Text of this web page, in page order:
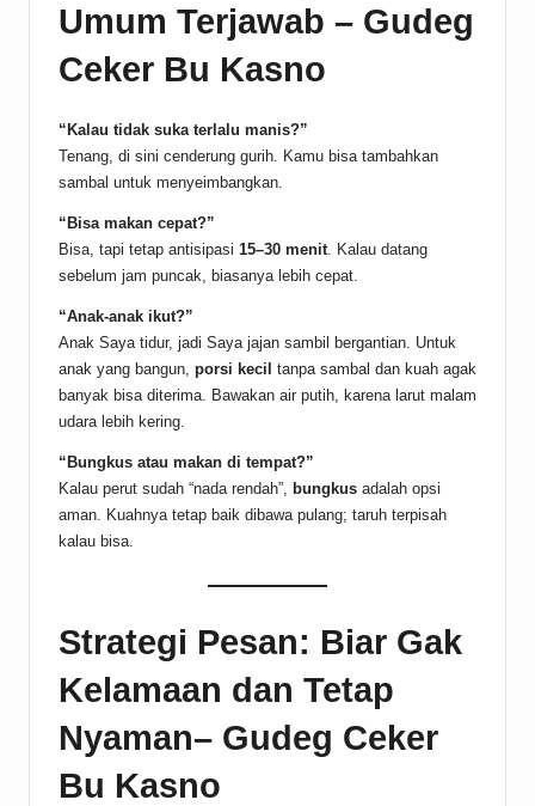
Umum Terjawab – Gudeg
Ceker Bu Kasno
“Kalau tidak suka terlalu manis?”
Tenang, di sini cenderung gurih. Kamu bisa tambahkan
sambal untuk menyeimbangkan.
“Bisa makan cepat?”
Bisa, tapi tetap antisipasi 15–30 menit . Kalau datang
sebelum jam puncak, biasanya lebih cepat.
“Anak-anak ikut?”
Anak Saya tidur, jadi Saya jajan sambil bergantian. Untuk
anak yang bangun, porsi kecil tanpa sambal dan kuah agak
banyak bisa diterima. Bawakan air putih, karena larut malam
udara lebih kering.
“Bungkus atau makan di tempat?”
Kalau perut sudah “nada rendah”, bungkus adalah opsi
aman. Kuahnya tetap baik dibawa pulang; taruh terpisah
kalau bisa.
Strategi Pesan: Biar Gak
Kelamaan dan Tetap
Nyaman– Gudeg Ceker
Bu Kasno